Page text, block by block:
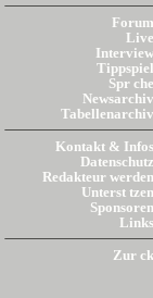
Forum
Live
Interview
Tippspiel
Spr che
Newsarchiv
Tabellenarchiv
Kontakt & Infos
Datenschutz
Redakteur werden
Unterst tzen
Sponsoren
Links
Zur ck